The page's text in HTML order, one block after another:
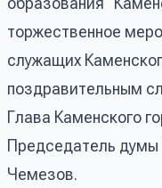
торжественное
служащих
поздравительным
Глава Каменского
Председатель
Чемезов.